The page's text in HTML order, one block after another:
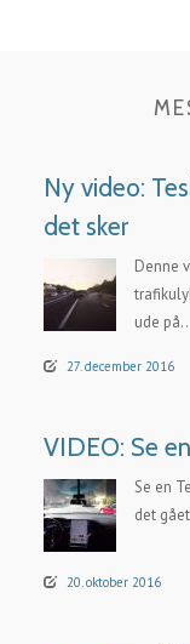
Ny video:
det sker
Denne
ude
27. december 2016
VIDEO: Se
Se en
det
20. oktober 2016